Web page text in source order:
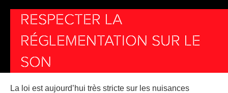
RESPECTER LA
RÉGLEMENTATION SUR LE
SON
La loi est aujourd’hui très stricte sur les nuisances